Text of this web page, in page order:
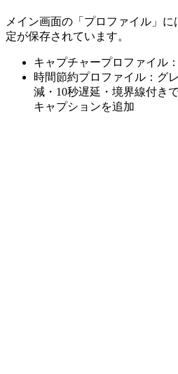
メイン画面の「プロファイル」
定が保存されています。
キャプチャープロファイル
時間節約プロファイル：グ
減・10秒遅延・境界線付き
キャプションを追加